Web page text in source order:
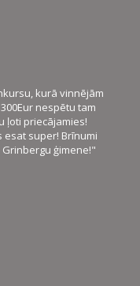
kurā vinnējām
nespētu tam
ļoti priecājamies!
esat super! Brīnumi
ģimene!"